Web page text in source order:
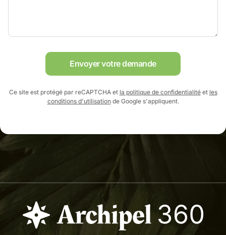
Envoyer votre demande
Ce site est protégé par reCAPTCHA et la politique de confidentialitéet les
conditions d'utilisationde Google s'appliquent.